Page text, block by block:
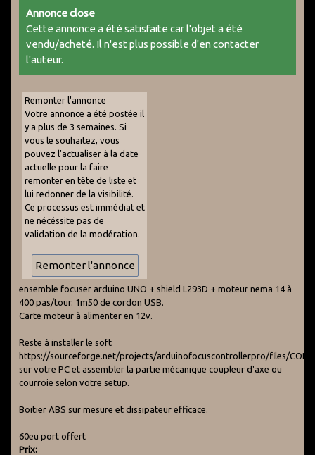
Annonce close
Cette annonce a été satisfaite car l'objet a été
vendu/acheté. Il n'est plus possible d'en contacter
l'auteur.
Remonter l'annonce
Votre annonce a été postée il
y a plus de 3 semaines. Si
vous le souhaitez, vous
pouvez l'actualiser à la date
actuelle pour la faire
remonter en tête de liste et
lui redonner de la visibilité.
Ce processus est immédiat et
ne nécéssite pas de
validation de la modération.
ensemble focuser arduino UNO + shield L293D + moteur nema 14 à
400 pas/tour. 1m50 de cordon USB.
Carte moteur à alimenter en 12v.
Reste à installer le soft
https://sourceforge.net/projects/arduinofocuscontrollerpro/files/
sur votre PC et assembler la partie mécanique coupleur d'axe ou
courroie selon votre setup.
Boitier ABS sur mesure et dissipateur efficace.
60eu port offert
Prix: